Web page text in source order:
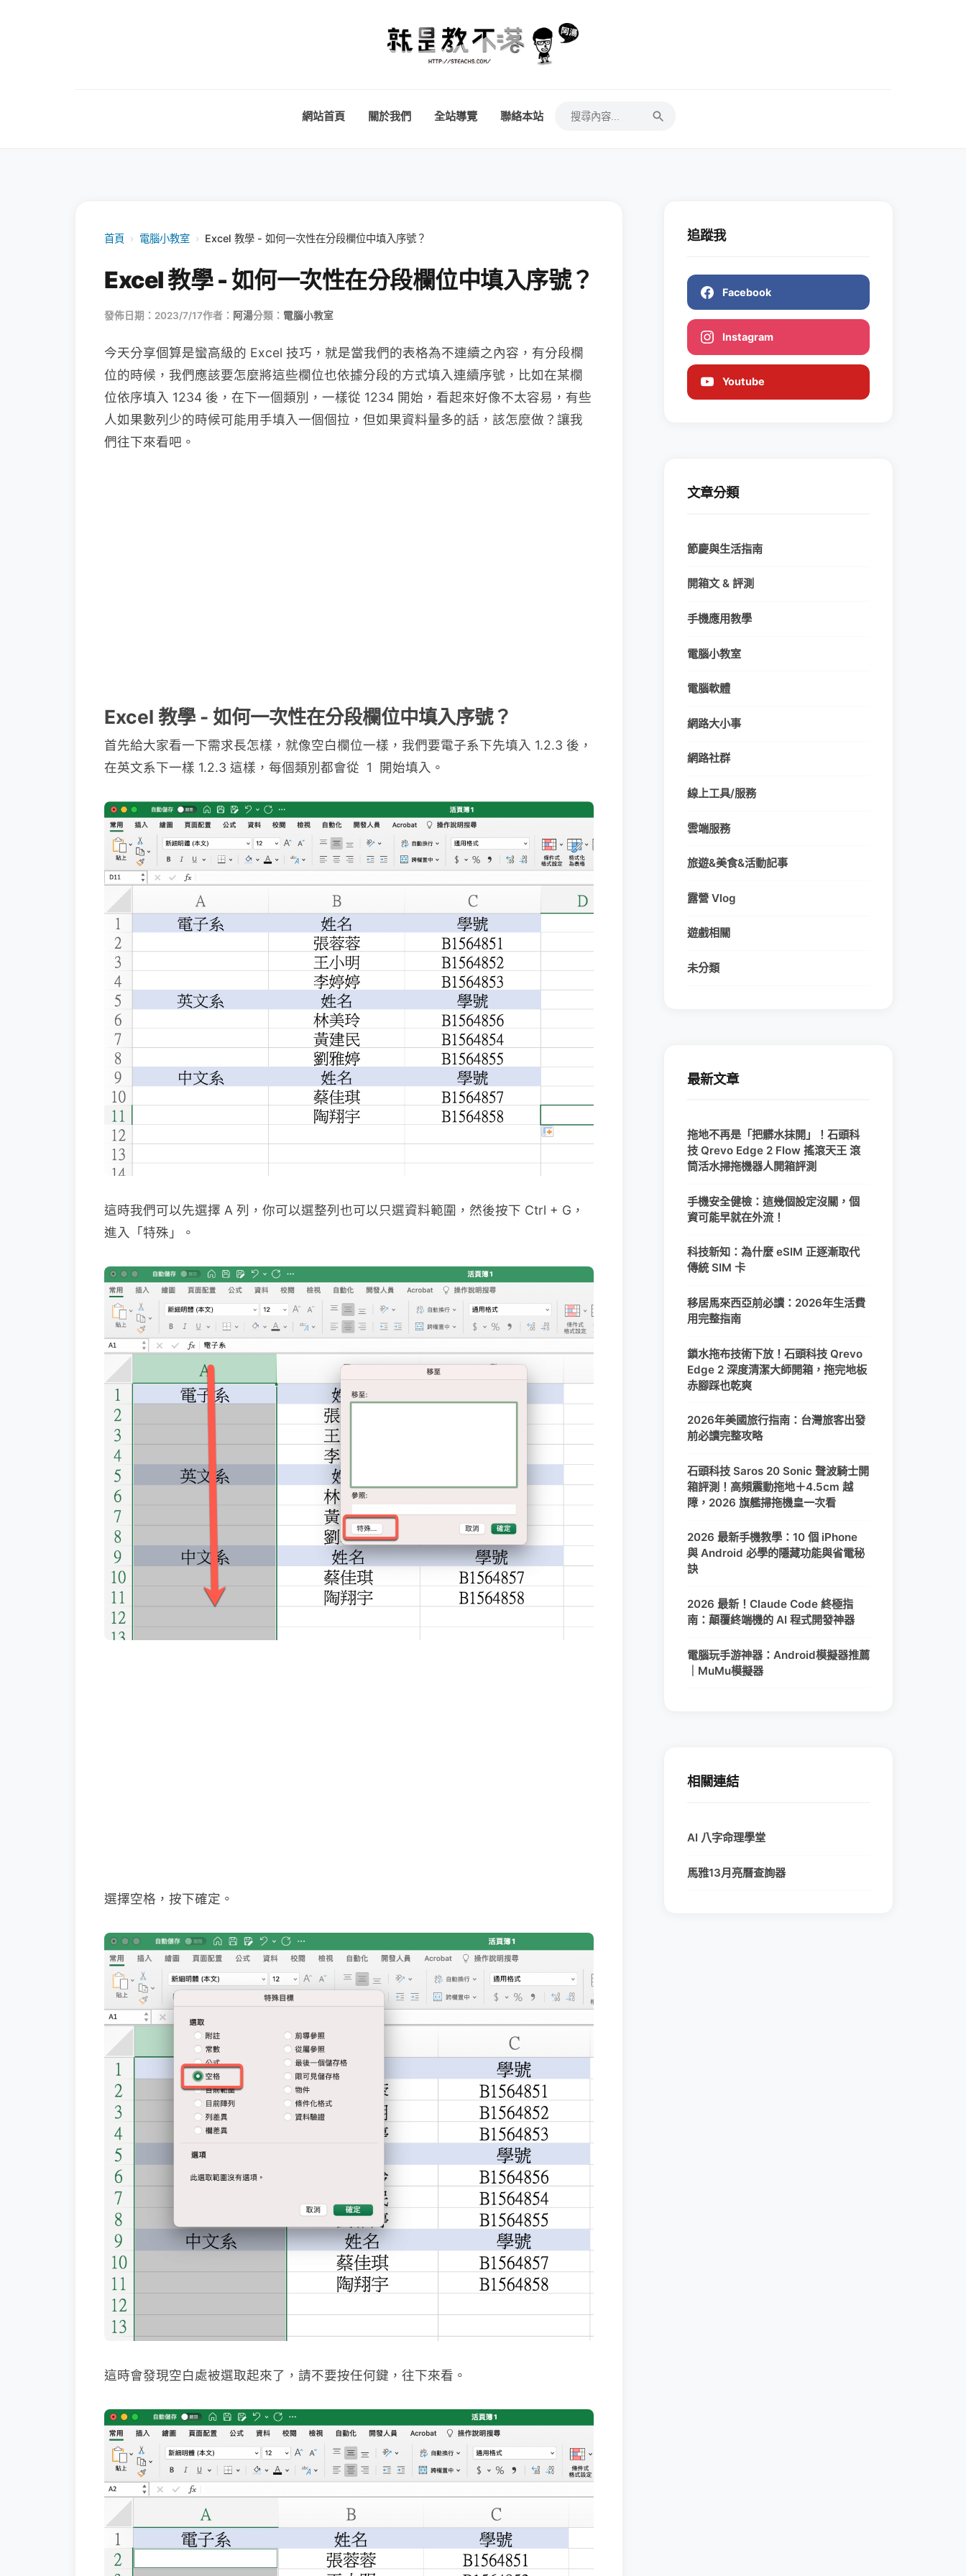
網站首頁 關於我們 全站導覽 聯絡本站
首頁 › 電腦小教室 › Excel 教學 - 如何一次性在分段欄位中填入序號？
Excel 教學 - 如何一次性在分段欄位中填入序號？
發佈日期：2023/7/17作者： 阿湯分類： 電腦小教室
今天分享個算是蠻高級的 Excel 技巧，就是當我們的表格為不連續之內容，有分段欄
位的時候，我們應該要怎麼將這些欄位也依據分段的方式填入連續序號，比如在某欄
位依序填入 1234 後，在下一個類別，一樣從 1234 開始，看起來好像不太容易，有些
人如果數列少的時候可能用手填入一個個拉，但如果資料量多的話，該怎麼做？讓我
們往下來看吧。
Excel 教學 - 如何一次性在分段欄位中填入序號？
首先給大家看一下需求長怎樣，就像空白欄位一樣，我們要電子系下先填入 1.2.3 後，
在英文系下一樣 1.2.3 這樣，每個類別都會從 1 開始填入。
這時我們可以先選擇 A 列，你可以選整列也可以只選資料範圍，然後按下 Ctrl + G，
進入「特殊」。
選擇空格，按下確定。
這時會發現空白處被選取起來了，請不要按任何鍵，往下來看。
追蹤我
Facebook
Instagram
Youtube
文章分類
節慶與生活指南
開箱文 & 評測
手機應用教學
電腦小教室
電腦軟體
網路大小事
網路社群
線上工具/服務
雲端服務
旅遊&美食&活動記事
露營 Vlog
遊戲相關
未分類
最新文章
拖地不再是「把髒水抹開」！石頭科
技 Qrevo Edge 2 Flow 搖滾天王 滾
筒活水掃拖機器人開箱評測
手機安全健檢：這幾個設定沒關，個
資可能早就在外流！
科技新知：為什麼 eSIM 正逐漸取代
傳統 SIM 卡
移居馬來西亞前必讀：2026年生活費
用完整指南
鎖水拖布技術下放！石頭科技 Qrevo
Edge 2 深度清潔大師開箱，拖完地板
赤腳踩也乾爽
2026年美國旅行指南：台灣旅客出發
前必讀完整攻略
石頭科技 Saros 20 Sonic 聲波騎士開
箱評測！高頻震動拖地＋4.5cm 越
障，2026 旗艦掃拖機皇一次看
2026 最新手機教學：10 個 iPhone
與 Android 必學的隱藏功能與省電秘
訣
2026 最新！Claude Code 終極指
南：顛覆終端機的 AI 程式開發神器
電腦玩手游神器：Android模擬器推薦
｜MuMu模擬器
相關連結
AI 八字命理學堂
馬雅13月亮曆查詢器